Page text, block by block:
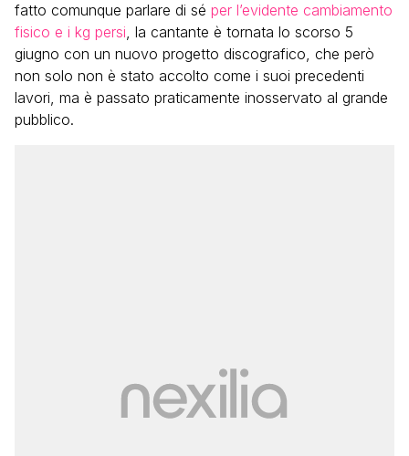
fatto comunque parlare di sé per l’evidente cambiamento
fisico e i kg persi, la cantante è tornata lo scorso 5
giugno con un nuovo progetto discografico, che però
non solo non è stato accolto come i suoi precedenti
lavori, ma è passato praticamente inosservato al grande
pubblico.